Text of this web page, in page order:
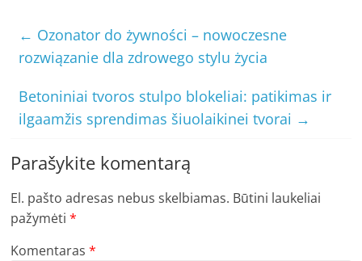
← Ozonator do żywności – nowoczesne
rozwiązanie dla zdrowego stylu życia
Betoniniai tvoros stulpo blokeliai: patikimas ir
ilgaamžis sprendimas šiuolaikinei tvorai →
Parašykite komentarą
El. pašto adresas nebus skelbiamas. Būtini laukeliai
pažymėti*
Komentaras*